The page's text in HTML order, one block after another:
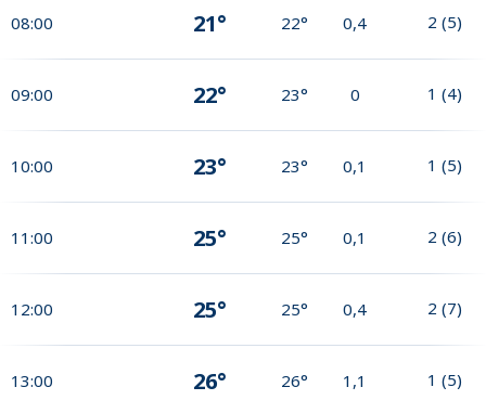
08:00 21° 22° 0,4 2 (5)
09:00 22° 23° 0 1 (4)
10:00 23° 23° 0,1 1 (5)
11:00 25° 25° 0,1 2 (6)
12:00 25° 25° 0,4 2 (7)
13:00 26° 26° 1,1 1 (5)